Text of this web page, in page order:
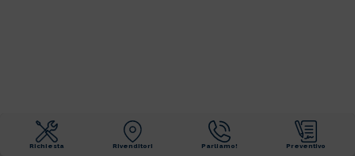
Richiesta Rivenditori Parliamo! Preventivo